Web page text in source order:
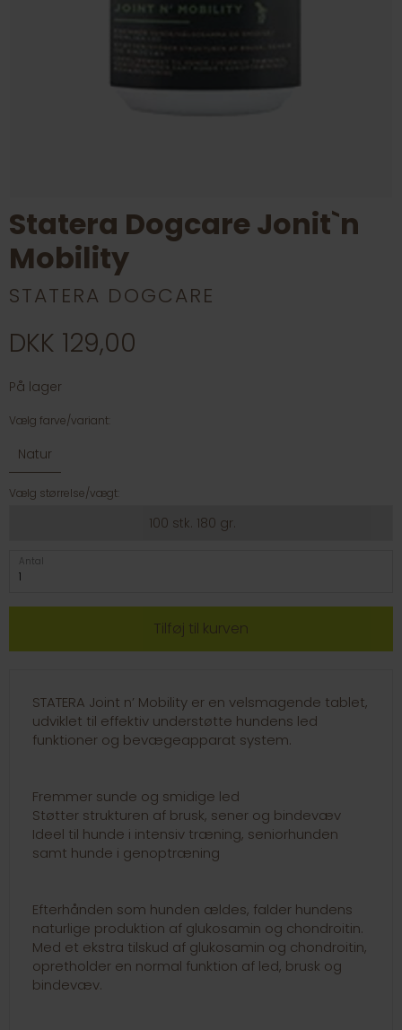
Statera Dogcare Jonit`n
Mobility
STATERA DOGCARE
DKK 129,00
På lager
Vælg farve/variant:
Natur
Vælg størrelse/vægt:
100 stk. 180 gr.
Antal
STATERA Joint n’ Mobility er en velsmagende tablet,
udviklet til effektiv understøtte hundens led
funktioner og bevægeapparat system.
Fremmer sunde og smidige led
Støtter strukturen af brusk, sener og bindevæv
Ideel til hunde i intensiv træning, seniorhunden
samt hunde i genoptræning
Efterhånden som hunden ældes, falder hundens
naturlige produktion af glukosamin og chondroitin.
Med et ekstra tilskud af glukosamin og chondroitin,
opretholder en normal funktion af led, brusk og
bindevæv.